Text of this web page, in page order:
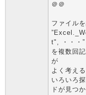
＠＠
ファイル
t", ・・・”
を複数回
が
よく考え
いろいろ
ドが見つ